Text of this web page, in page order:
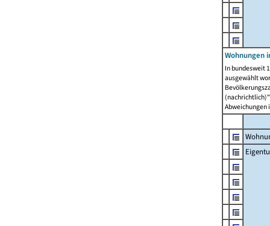
Wohnungen
In bundesweit
ausgewählt
Abweichungen